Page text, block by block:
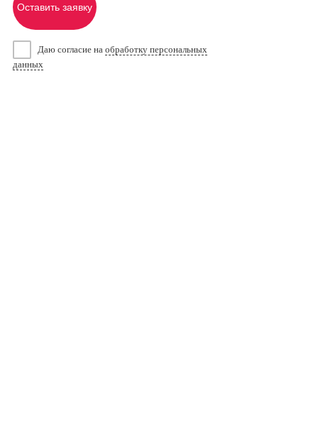
Оставить заявку
Даю согласие на обработку персональных
данных